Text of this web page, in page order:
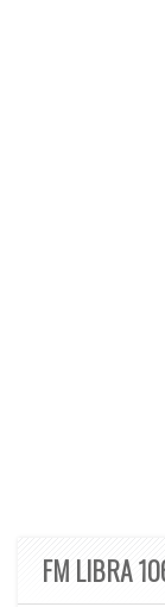
FM LIBRA